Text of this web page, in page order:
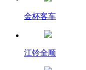
金杯客车
江铃全顺